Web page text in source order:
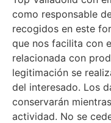
como responsable
recogidos en este
que nos facilita con
relacionada con
legitimación se
del interesado. Los
conservarán
actividad. No se